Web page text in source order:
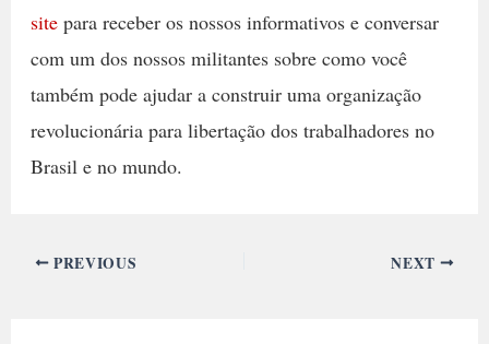
sitepara receber os nossos informativos e conversar
com um dos nossos militantes sobre como você
também pode ajudar a construir uma organização
revolucionária para libertação dos trabalhadores no
Brasil e no mundo.
PREVIOUS NEXT